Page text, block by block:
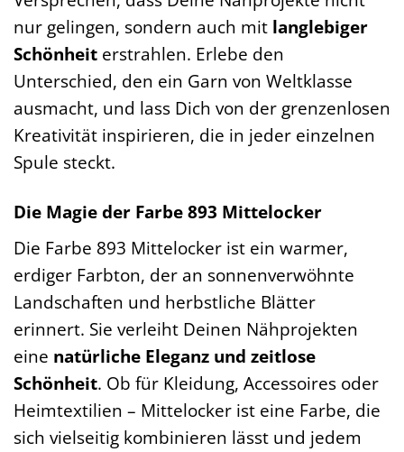
nur gelingen, sondern auch mit langlebiger
Schönheit erstrahlen. Erlebe den
Unterschied, den ein Garn von Weltklasse
ausmacht, und lass Dich von der grenzenlosen
Kreativität inspirieren, die in jeder einzelnen
Spule steckt.
Die Magie der Farbe 893 Mittelocker
Die Farbe 893 Mittelocker ist ein warmer,
erdiger Farbton, der an sonnenverwöhnte
Landschaften und herbstliche Blätter
erinnert. Sie verleiht Deinen Nähprojekten
eine natürliche Eleganz und zeitlose
Schönheit. Ob für Kleidung, Accessoires oder
Heimtextilien – Mittelocker ist eine Farbe, die
sich vielseitig kombinieren lässt und jedem